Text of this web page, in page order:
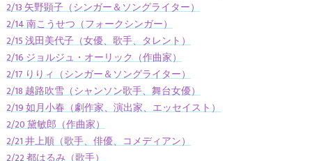
2/13 矢野顕子（シンガー＆ソングライター）
2/14 南こうせつ（フォークシンガー）
2/15 浅田美代子（女優、歌手、タレント）
2/16 ジョルジュ・オーリック（作曲家）
2/17 りりィ（シンガー＆ソングライター）
2/18 越路吹雪（シャンソン歌手、舞台女優）
2/19 如月小春（劇作家、演出家、エッセイスト）
2/20 黛敏郎（作曲家）
2/21 井上順（歌手、俳優、コメディアン）